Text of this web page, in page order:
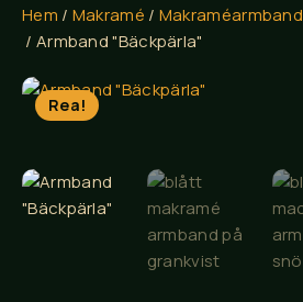
Hem / Makramé / Makraméarmband
/ Armband "Bäckpärla"
Rea!